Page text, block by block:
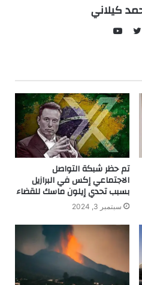
كيلاني
تم حظر شبكة التواصل
الاجتماعي إكس في البرازيل
بسبب تحدي إيلون ماسك للقضاء
سبتمبر 3, 2024